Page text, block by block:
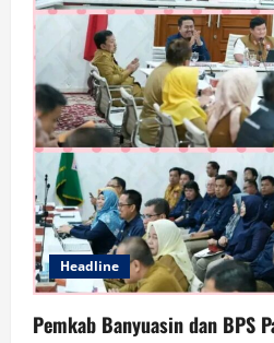
Headline
Pemkab Banyuasin dan BPS